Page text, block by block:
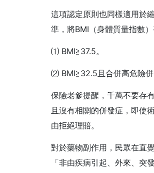
這項認定原則也同樣適用於
準，將BMI（身體質量指數
⑴ BMI≧37.5。
⑵ BMI≧32.5且合併高危險併
保險老爹提醒，千萬不要存
且沒有相關的併發症，即使
由拒絕理賠。
對於藥物副作用，民眾在直
「非由疾病引起、外來、突